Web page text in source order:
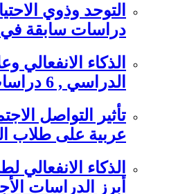
التوحد وذوي
دراسات سابقة في
الذكاء الانفعالي
الدراسي , 6 دراسات عربية وأجنبية
تأثير التواصل
عربية على طلاب
الذكاء الانفعالي
أبرز الدراسات